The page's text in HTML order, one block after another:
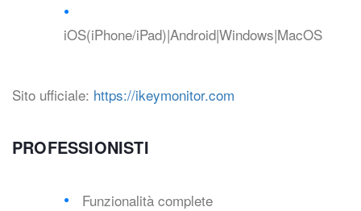
iOS(iPhone/iPad)|Android|Windows|MacOS
Sito ufficiale: https://ikeymonitor.com
PROFESSIONISTI
Funzionalità complete